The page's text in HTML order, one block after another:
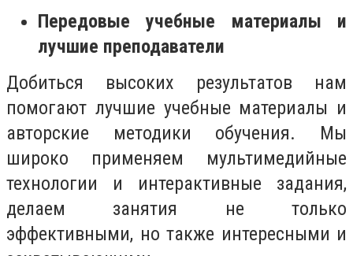
Передовые учебные материалы и
лучшие преподаватели
Добиться высоких результатов нам
помогают лучшие учебные материалы и
авторские методики обучения. Мы
широко применяем мультимедийные
технологии и интерактивные задания,
делаем занятия не только
эффективными, но также интересными и